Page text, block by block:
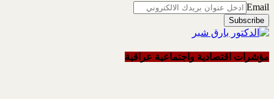
Email
مؤشرات اقتصادية واجتماعية عراقية